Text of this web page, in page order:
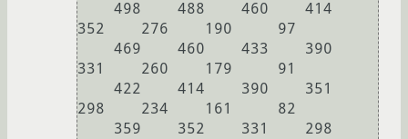
352    276    190     97
331    260    179     91
298    234    161     82